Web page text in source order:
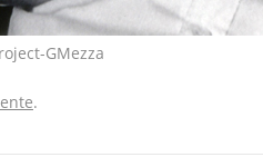
GMezza
.